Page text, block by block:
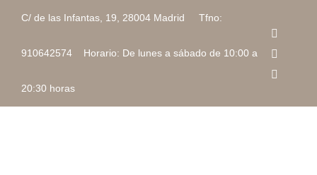
contenido
C/ de las Infantas, 19, 28004 Madrid Tfno:
910642574 Horario: De lunes a sábado de 10:00 a
20:30 horas